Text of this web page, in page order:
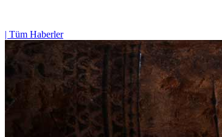
| Tüm Haberler